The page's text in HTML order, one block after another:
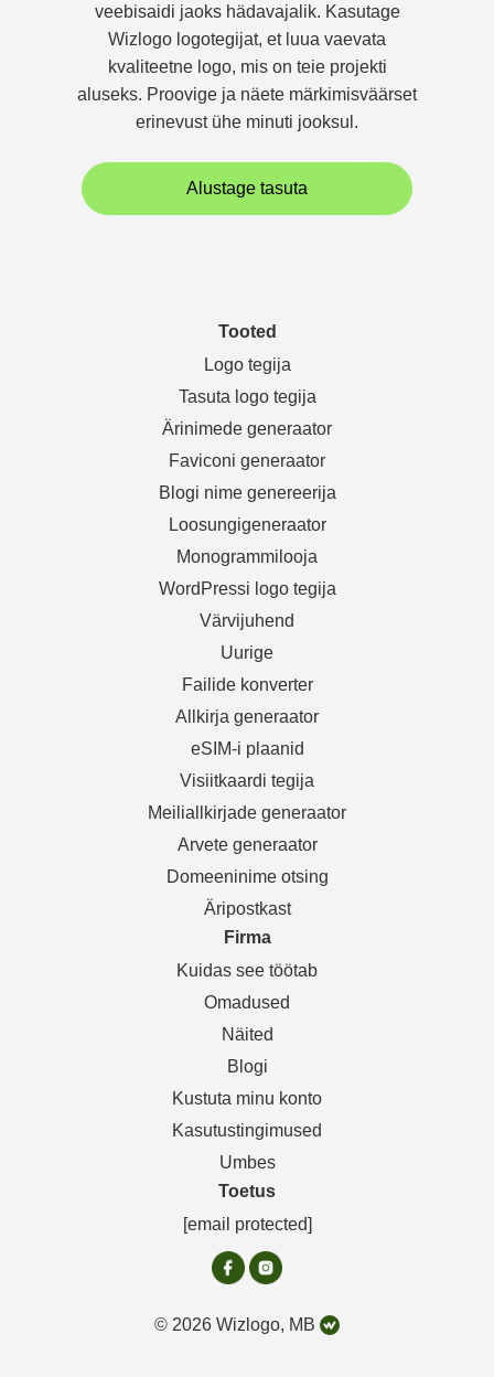
veebisaidi jaoks hädavajalik. Kasutage
Wizlogo logotegijat, et luua vaevata
kvaliteetne logo, mis on teie projekti
aluseks. Proovige ja näete märkimisväärset
erinevust ühe minuti jooksul.
Alustage tasuta
Tooted
Logo tegija
Tasuta logo tegija
Ärinimede generaator
Faviconi generaator
Blogi nime genereerija
Loosungigeneraator
Monogrammilooja
WordPressi logo tegija
Värvijuhend
Uurige
Failide konverter
Allkirja generaator
eSIM-i plaanid
Visiitkaardi tegija
Meiliallkirjade generaator
Arvete generaator
Domeeninime otsing
Äripostkast
Firma
Kuidas see töötab
Omadused
Näited
Blogi
Kustuta minu konto
Kasutustingimused
Umbes
Toetus
[email protected]
© 2026 Wizlogo, MB